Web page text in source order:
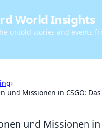
World Insights
untold stories and events
›
und Missionen in CSGO:
und Missionen in